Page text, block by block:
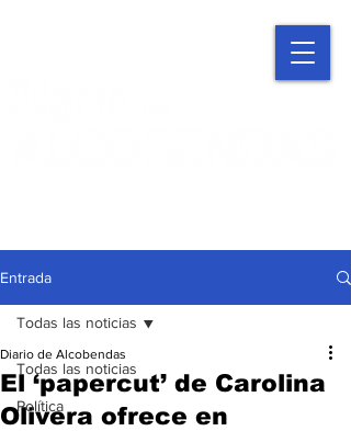
Entrada
Todas las noticias
Política
Todas las noticias
El ‘papercut’ de Carolina
Olivera ofrece en
Diario de Alcobendas